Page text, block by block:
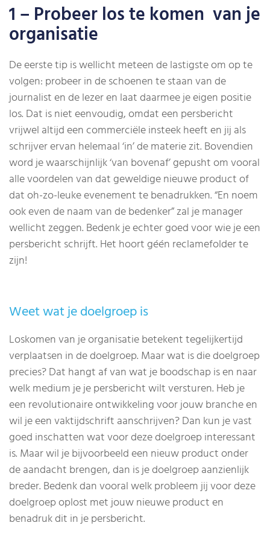
1 – Probeer los te komen van je
organisatie
De eerste tip is wellicht meteen de lastigste om op te
volgen: probeer in de schoenen te staan van de
journalist en de lezer en laat daarmee je eigen positie
los. Dat is niet eenvoudig, omdat een persbericht
vrijwel altijd een commerciële insteek heeft en jij als
schrijver ervan helemaal ‘in’ de materie zit. Bovendien
word je waarschijnlijk ‘van bovenaf’ gepusht om vooral
alle voordelen van dat geweldige nieuwe product of
dat oh-zo-leuke evenement te benadrukken. “En noem
ook even de naam van de bedenker” zal je manager
wellicht zeggen. Bedenk je echter goed voor wie je een
persbericht schrijft. Het hoort géén reclamefolder te
zijn!
Weet wat je doelgroep is
Loskomen van je organisatie betekent tegelijkertijd
verplaatsen in de doelgroep. Maar wat is die doelgroep
precies? Dat hangt af van wat je boodschap is en naar
welk medium je je persbericht wilt versturen. Heb je
een revolutionaire ontwikkeling voor jouw branche en
wil je een vaktijdschrift aanschrijven? Dan kun je vast
goed inschatten wat voor deze doelgroep interessant
is. Maar wil je bijvoorbeeld een nieuw product onder
de aandacht brengen, dan is je doelgroep aanzienlijk
breder. Bedenk dan vooral welk probleem jij voor deze
doelgroep oplost met jouw nieuwe product en
benadruk dit in je persbericht.